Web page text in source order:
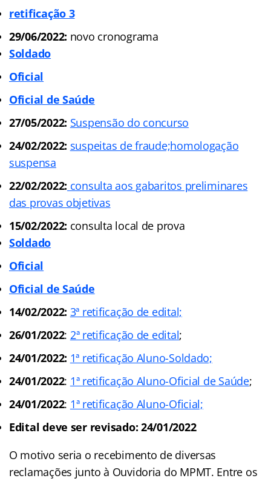
retificação 3
29/06/2022: novo cronograma
Soldado
Oficial
Oficial de Saúde
27/05/2022: Suspensão do concurso
24/02/2022: suspeitas de fraude;homologação
suspensa
22/02/2022: consulta aos gabaritos preliminares
das provas objetivas
15/02/2022: consulta local de prova
Soldado
Oficial
Oficial de Saúde
14/02/2022: 3ª retificação de edital;
26/01/2022: 2ª retificação de edital;
24/01/2022: 1ª retificação Aluno-Soldado;
24/01/2022: 1ª retificação Aluno-Oficial de Saúde;
24/01/2022: 1ª retificação Aluno-Oficial;
Edital deve ser revisado: 24/01/2022
O motivo seria o recebimento de diversas
reclamações junto à Ouvidoria do MPMT. Entre os